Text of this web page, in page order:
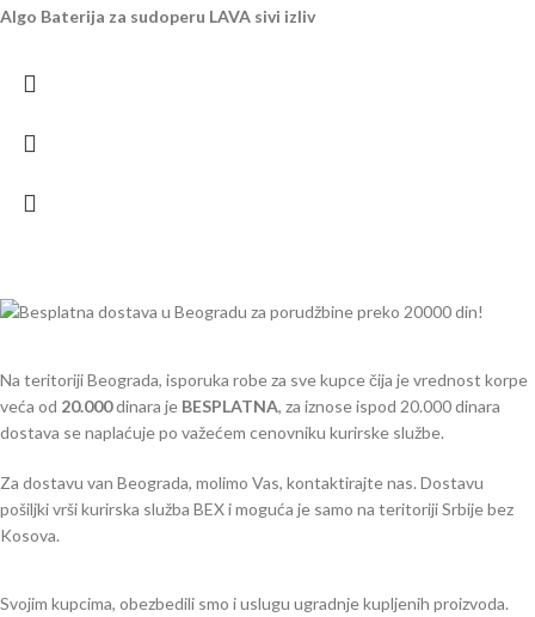
Algo Baterija za sudoperu LAVA sivi izliv
Na teritoriji Beograda, isporuka robe za sve kupce čija je vrednost korpe
veća od 20.000dinara je BESPLATNA, za iznose ispod 20.000 dinara
dostava se naplaćuje po važećem cenovniku kurirske službe.
Za dostavu van Beograda, molimo Vas, kontaktirajte nas. Dostavu
pošiljki vrši kurirska služba BEX i moguća je samo na teritoriji Srbije bez
Kosova.
Svojim kupcima, obezbedili smo i uslugu ugradnje kupljenih proizvoda.